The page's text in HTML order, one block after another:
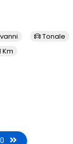
Tonale
Km